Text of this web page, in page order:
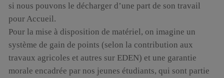
si nous pouvons le décharger d’une part de son travail
pour Accueil.
Pour la mise à disposition de matériel, on imagine un
système de gain de points (selon la contribution aux
travaux agricoles et autres sur EDEN) et une garantie
morale encadrée par nos jeunes étudiants, qui sont partie